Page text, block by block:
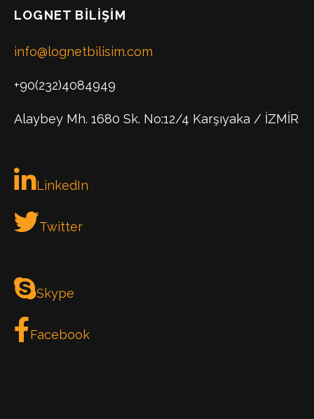
LOGNET BILIŞIM
info@lognetbilisim.com
+90(232)4084949
Alaybey Mh. 1680 Sk. No:12/4 Karşıyaka / İZMİR
LinkedIn
Twitter
Skype
Facebook